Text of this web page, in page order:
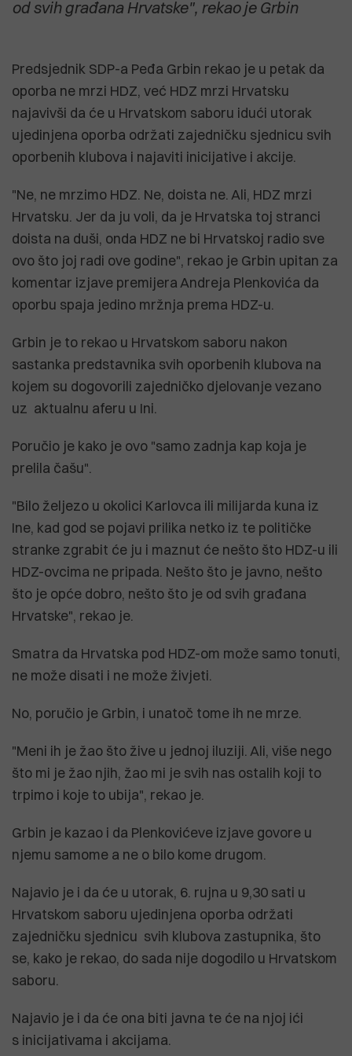
od svih građana Hrvatske", rekao je Grbin
Predsjednik SDP-a Peđa Grbin rekao je u petak da
oporba ne mrzi HDZ, već HDZ mrzi Hrvatsku
najavivši da će u Hrvatskom saboru idući utorak
ujedinjena oporba održati zajedničku sjednicu svih
oporbenih klubova i najaviti inicijative i akcije.
"Ne, ne mrzimo HDZ. Ne, doista ne. Ali, HDZ mrzi
Hrvatsku. Jer da ju voli, da je Hrvatska toj stranci
doista na duši, onda HDZ ne bi Hrvatskoj radio sve
ovo što joj radi ove godine", rekao je Grbin upitan za
komentar izjave premijera Andreja Plenkovića da
oporbu spaja jedino mržnja prema HDZ-u.
Grbin je to rekao u Hrvatskom saboru nakon
sastanka predstavnika svih oporbenih klubova na
kojem su dogovorili zajedničko djelovanje vezano
uz aktualnu aferu u Ini.
Poručio je kako je ovo "samo zadnja kap koja je
prelila čašu".
"Bilo željezo u okolici Karlovca ili milijarda kuna iz
Ine, kad god se pojavi prilika netko iz te političke
stranke zgrabit će ju i maznut će nešto što HDZ-u ili
HDZ-ovcima ne pripada. Nešto što je javno, nešto
što je opće dobro, nešto što je od svih građana
Hrvatske", rekao je.
Smatra da Hrvatska pod HDZ-om može samo tonuti,
ne može disati i ne može živjeti.
No, poručio je Grbin, i unatoč tome ih ne mrze.
"Meni ih je žao što žive u jednoj iluziji. Ali, više nego
što mi je žao njih, žao mi je svih nas ostalih koji to
trpimo i koje to ubija", rekao je.
Grbin je kazao i da Plenkovićeve izjave govore u
njemu samome a ne o bilo kome drugom.
Najavio je i da će u utorak, 6. rujna u 9,30 sati u
Hrvatskom saboru ujedinjena oporba održati
zajedničku sjednicu svih klubova zastupnika, što
se, kako je rekao, do sada nije dogodilo u Hrvatskom
saboru.
Najavio je i da će ona biti javna te će na njoj ići
s inicijativama i akcijama.